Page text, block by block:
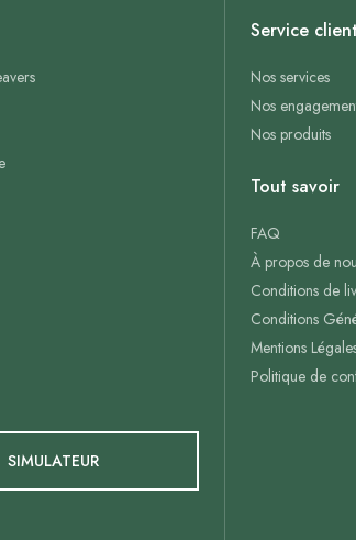
SIMULATEUR
Service client
Nos services
Nos
Nos produits
Tout savoir
FAQ
À propos de
Conditions de
Conditions
Mentions
Politique de